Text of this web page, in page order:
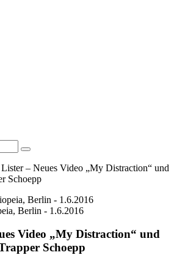
– Neues Video „My Distraction“ und
Schoepp
Berlin - 1.6.2016
Video „My Distraction“ und
Schoepp